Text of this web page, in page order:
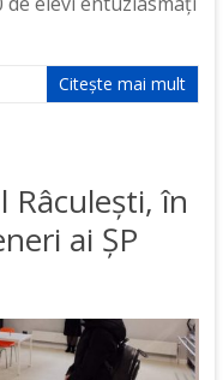
Citește mai mult
Râculești, în
ai ȘP